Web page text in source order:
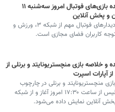
و پخش آنلاین
ساعت پخش زنده دیدارهای فوتبال مهم از شبکه ۳، ورزش و
کاربران فضای مجازی است.
و خلاصه بازی منچستریونایتد و برنلی از
آپارات اسپرت
منچستریونایتد و برنلی در چارچوب
رقابت‌های لیگ انگلیس از ساعت ۱۷:۳۰ امروز آغاز و از شبکه
آنلاین نمایش داده می‌شود.